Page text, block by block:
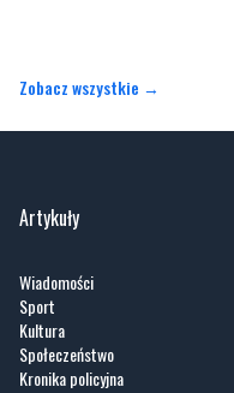
Zobacz wszystkie →
Artykuły
Wiadomości
Sport
Kultura
Społeczeństwo
Kronika policyjna